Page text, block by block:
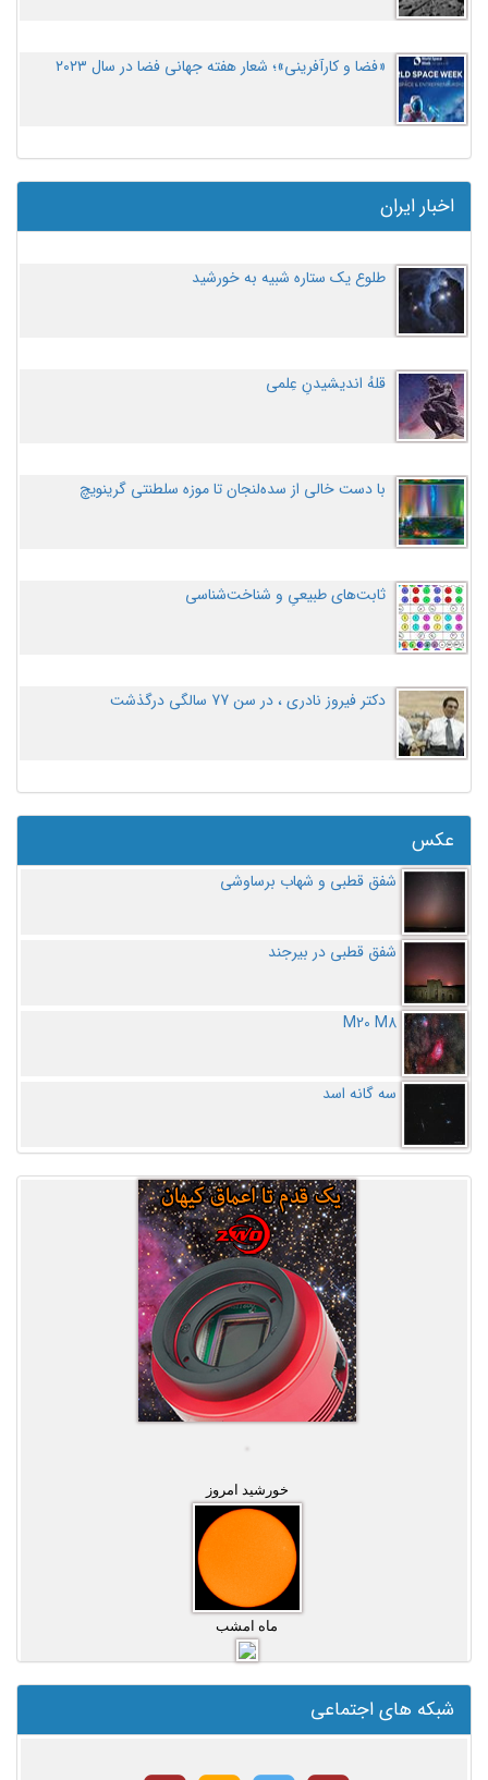
«فضا و کارآفرینی»؛ شعار هفته جهانی فضا در سال ۲۰۲۳
اخبار ایران
طلوع یک ستاره شبیه به خورشید
قلهُ اندیشیدنِ عِلمی
با دست خالی از سده‌لنجان تا موزه سلطنتی گرینویچ
ثابت‌های طبیعیِ و شناخت‌شناسی
دکتر فیروز نادری ، در سن 77 سالگی درگذشت
عکس
شفق قطبی و شهاب برساوشی
شفق قطبی در بیرجند
M20 M8
سه گانه اسد
خورشید امروز
ماه امشب
شبکه های اجتماعی